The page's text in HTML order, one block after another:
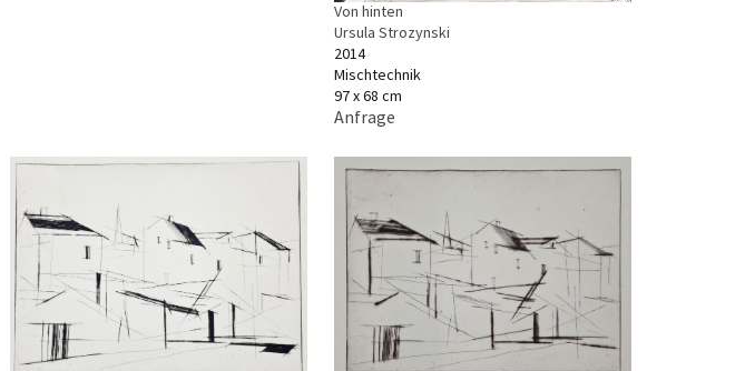
Von hinten
Ursula Strozynski
2014
Mischtechnik
97 x 68 cm
Anfrage